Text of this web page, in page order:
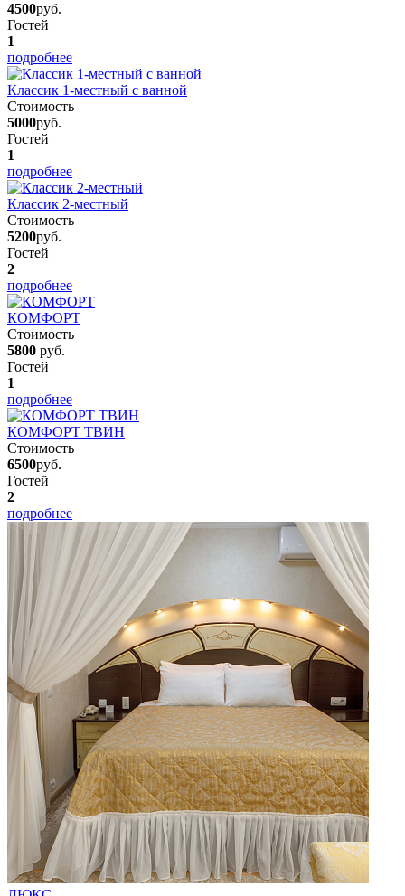
4500руб.
Гостей
1
подробнее
Классик 1-местный с ванной
Стоимость
5000руб.
Гостей
1
подробнее
Классик 2-местный
Стоимость
5200руб.
Гостей
2
подробнее
КОМФОРТ
Стоимость
5800 руб.
Гостей
1
подробнее
КОМФОРТ ТВИН
Стоимость
6500руб.
Гостей
2
подробнее